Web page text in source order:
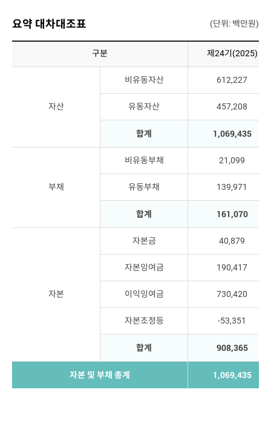
요약 대차대조표 (단위: 백만원)
구분 제24기(2025)
자산
비유동자산 612,227
유동자산 457,208
합계 1,069,435
부채
비유동부채 21,099
유동부채 139,971
합계 161,070
자본
자본금 40,879
자본잉여금 190,417
이익잉여금 730,420
자본조정등 -53,351
합계 908,365
자본 및 부채 총계 1,069,435